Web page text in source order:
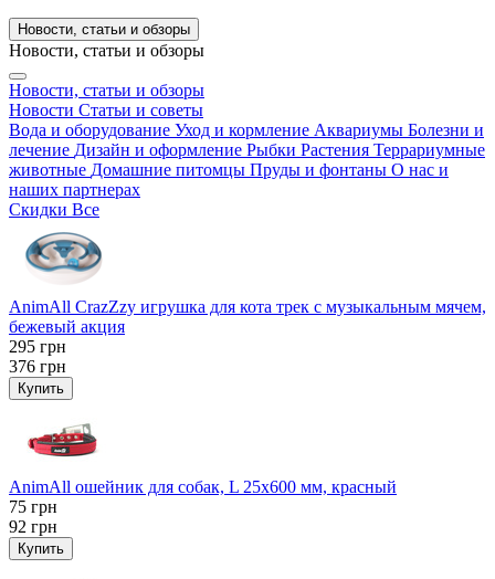
Новости, статьи и обзоры
Новости, статьи и обзоры
Новости, статьи и обзоры
Новости Статьи и советы
Вода и оборудование Уход и кормление Аквариумы Болезни и
лечение Дизайн и оформление Рыбки Растения Террариумные
животные Домашние питомцы Пруды и фонтаны О нас и
наших партнерах
Скидки Все
AnimAll CrazZzy игрушка для кота трек с музыкальным мячем,
бежевый акция
295 грн
376 грн
Купить
AnimAll ошейник для собак, L 25x600 мм, красный
75 грн
92 грн
Купить